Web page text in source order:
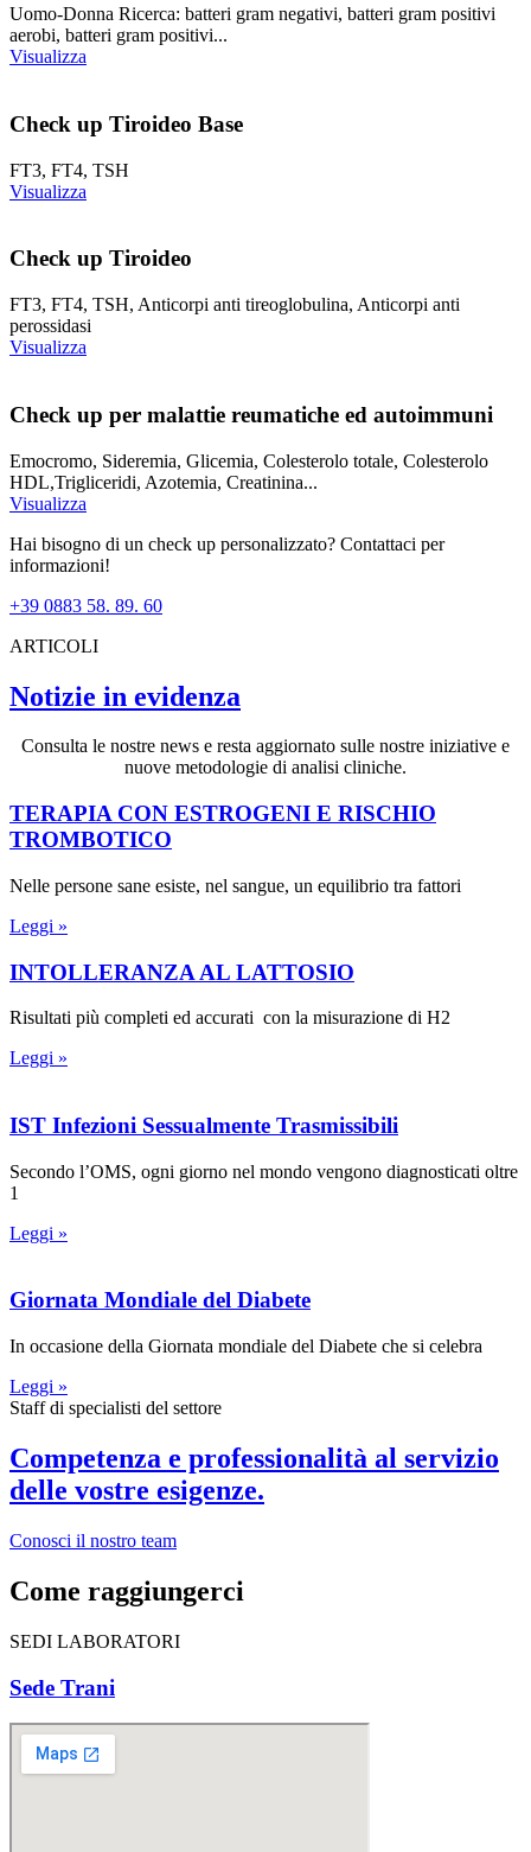
Uomo-Donna Ricerca: batteri gram negativi, batteri gram positivi
aerobi, batteri gram positivi...
Visualizza
Check up Tiroideo Base
FT3, FT4, TSH
Visualizza
Check up Tiroideo
FT3, FT4, TSH, Anticorpi anti tireoglobulina, Anticorpi anti
perossidasi
Visualizza
Check up per malattie reumatiche ed autoimmuni
Emocromo, Sideremia, Glicemia, Colesterolo totale, Colesterolo
HDL,Trigliceridi, Azotemia, Creatinina...
Visualizza
Hai bisogno di un check up personalizzato? Contattaci per
informazioni!
+39 0883 58. 89. 60
ARTICOLI
Notizie in evidenza
Consulta le nostre news e resta aggiornato sulle nostre iniziative e
nuove metodologie di analisi cliniche.
TERAPIA CON ESTROGENI E RISCHIO
TROMBOTICO
Nelle persone sane esiste, nel sangue, un equilibrio tra fattori
Leggi »
INTOLLERANZA AL LATTOSIO
Risultati più completi ed accurati con la misurazione di H2
Leggi »
IST Infezioni Sessualmente Trasmissibili
Secondo l’OMS, ogni giorno nel mondo vengono diagnosticati oltre
1
Leggi »
Giornata Mondiale del Diabete
In occasione della Giornata mondiale del Diabete che si celebra
Leggi »
Staff di specialisti del settore
Competenza e professionalità al servizio
delle vostre esigenze.
Conosci il nostro team
Come raggiungerci
SEDI LABORATORI
Sede Trani